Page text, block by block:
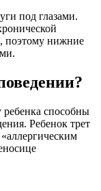
под глазами.
поэтому нижние
ребенка способны
Ребенок трет